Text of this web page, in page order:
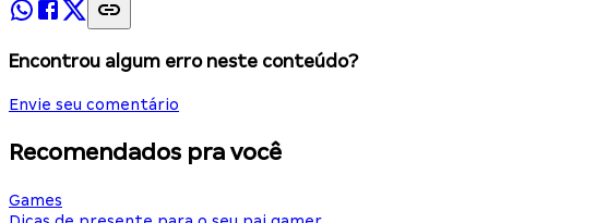
Encontrou algum erro neste conteúdo?
Envie seu comentário
Recomendados pra você
Games